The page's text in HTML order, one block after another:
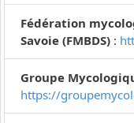
Fédération
Savoie (FMBDS) :
Groupe
https://